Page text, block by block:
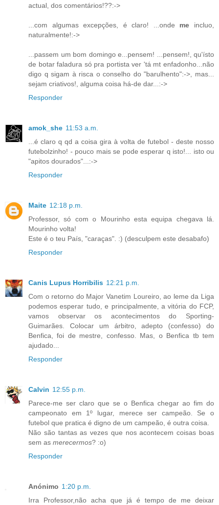
actual, dos comentários!??:->
...com algumas excepções, é claro! ...onde me incluo,
naturalmente!:->
...passem um bom domingo e...pensem! ...pensem!, qu'ísto
de botar faladura só pra portista ver 'tá mt enfadonho...não
digo q sigam à risca o conselho do "barulhento":->, mas...
sejam criativos!, alguma coisa há-de dar...:->
Responder
amok_she 11:53 a.m.
...é claro q qd a coisa gira à volta de futebol - deste nosso
futebolzinho! - pouco mais se pode esperar q isto!... isto ou
"apitos dourados"...:->
Responder
Maite 12:18 p.m.
Professor, só com o Mourinho esta equipa chegava lá.
Mourinho volta!
Este é o teu País, "caraças". :) (desculpem este desabafo)
Responder
Canis Lupus Horribilis 12:21 p.m.
Com o retorno do Major Vanetim Loureiro, ao leme da Liga
podemos esperar tudo, e principalmente, a vitória do FCP,
vamos observar os acontecimentos do Sporting-
Guimarães. Colocar um árbitro, adepto (confesso) do
Benfica, foi de mestre, confesso. Mas, o Benfica tb tem
ajudado...
Responder
Calvin 12:55 p.m.
Parece-me ser claro que se o Benfica chegar ao fim do
campeonato em 1º lugar, merece ser campeão. Se o
futebol que pratica é digno de um campeão, é outra coisa.
Não são tantas as vezes que nos acontecem coisas boas
sem as merecermos? :o)
Responder
Anónimo 1:20 p.m.
Irra Professor,não acha que já é tempo de me deixar